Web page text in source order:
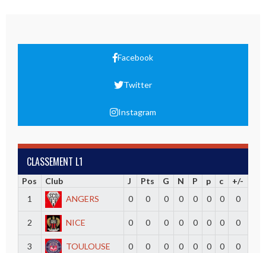
Facebook
Twitter
Instagram
CLASSEMENT L1
Pos Club J Pts G N P p c
+/-
1
ANGERS 0 0 0 0 0 0 0 0
2 NICE 0 0 0 0 0 0 0 0
3 TOULOUSE 0 0 0 0 0 0 0 0